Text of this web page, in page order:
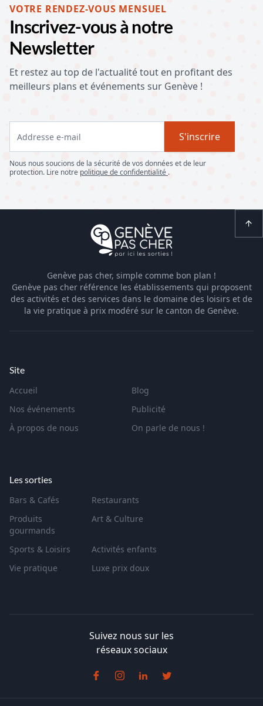
VOTRE RENDEZ-VOUS MENSUEL
Inscrivez-vous à notre
Newsletter
Et restez au top de l'actualité tout en profitant des
meilleurs plans et événements sur Genève !
S'inscrire
Nous nous soucions de la sécurité de vos données et de leur
protection. Lire notre politique de confidentialité .
Genève pas cher, simple comme bon plan !
Genève pas cher référence les établissements qui proposent
des activités et des services dans le domaine des loisirs et de
la vie pratique à prix modéré sur le canton de Genève.
Site
Accueil
Blog
Nos événements
Publicité
À propos de nous
On parle de nous !
Les sorties
Bars & Cafés
Restaurants
Produits
gourmands
Art & Culture
Sports & Loisirs
Activités enfants
Vie pratique
Luxe prix doux
Suivez nous sur les
réseaux sociaux